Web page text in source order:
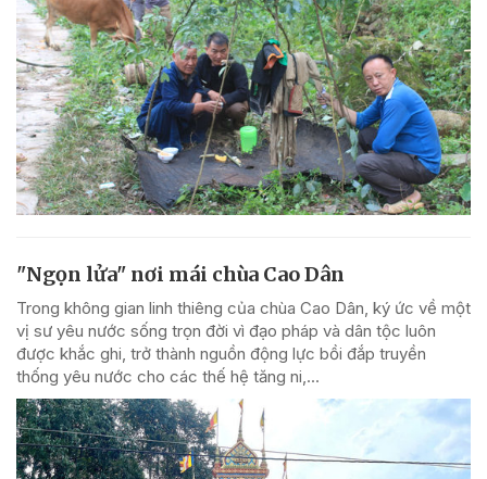
"Ngọn lửa" nơi mái chùa Cao Dân
Trong không gian linh thiêng của chùa Cao Dân, ký ức về một
vị sư yêu nước sống trọn đời vì đạo pháp và dân tộc luôn
được khắc ghi, trở thành nguồn động lực bồi đắp truyền
thống yêu nước cho các thế hệ tăng ni,...